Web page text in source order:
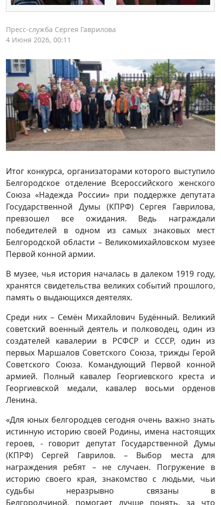
Пресс-служба Сергея Гаврилова
4 Июня 2026, 00:11
Итог конкурса, организаторами которого выступило
Белгородское отделение Всероссийского женского
Союза «Надежда России» при поддержке депутата
Государственной Думы (КПРФ) Сергея Гаврилова,
превзошел все ожидания. Ведь награждали
победителей в одном из самых знаковых мест
Белгородской области – Великомихайловском музее
Первой конной армии.
В музее, чья история началась в далеком 1919 году,
хранятся свидетельства великих событий прошлого,
память о выдающихся деятелях.
Среди них – Семён Михайлович Будённый. Великий
советский военный деятель и полководец, один из
создателей кавалерии в РСФСР и СССР, один из
первых Маршалов Советского Союза, трижды Герой
Советского Союза. Командующий Первой конной
армией. Полный кавалер Георгиевского креста и
Георгиевской медали, кавалер восьми орденов
Ленина.
«Для юных белгородцев сегодня очень важно знать
истинную историю своей Родины, имена настоящих
героев, - говорит депутат Государственной Думы
(КПРФ) Сергей Гаврилов. – Выбор места для
награждения ребят – не случаен. Погружение в
историю своего края, знакомство с людьми, чьи
судьбы неразрывно связаны в
Белгородчиной, помогает лучше понять, за что